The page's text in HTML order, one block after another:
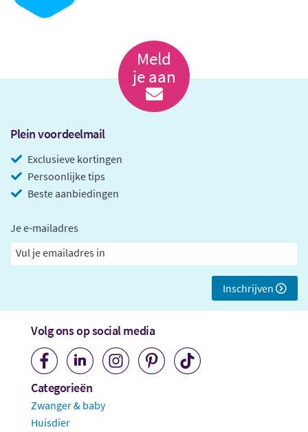
Meld
je aan
Plein voordeelmail
Exclusieve kortingen
Persoonlijke tips
Beste aanbiedingen
Je e-mailadres
Inschrijven
Volg ons op social media
Categorieën
Zwanger & baby
Huisdier